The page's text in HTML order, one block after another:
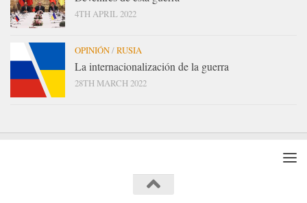
4TH APRIL 2022
OPINIÓN/RUSIA
La internacionalización de la guerra
28TH MARCH 2022